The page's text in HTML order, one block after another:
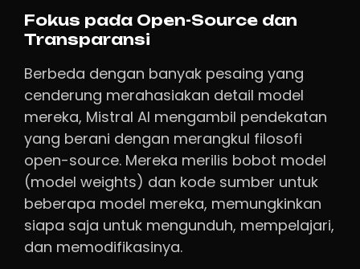
Fokus pada Open-Source dan
Transparansi
Berbeda dengan banyak pesaing yang
cenderung merahasiakan detail model
mereka, Mistral AI mengambil pendekatan
yang berani dengan merangkul filosofi
open-source. Mereka merilis bobot model
(model weights) dan kode sumber untuk
beberapa model mereka, memungkinkan
siapa saja untuk mengunduh, mempelajari,
dan memodifikasinya.